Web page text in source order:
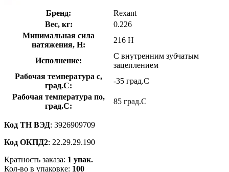
Бренд:
Rexant
Вес, кг:
0.226
Минимальная сила
натяжения, Н:
216 Н
Исполнение:
С внутренним зубчатым
зацеплением
Рабочая температура с,
град.C:
-35 град.C
Рабочая температура по,
град.C:
85 град.C
Код ТН ВЭД: 3926909709
Код ОКПД2: 22.29.29.190
Кратность заказа: 1 упак.
Кол-во в упаковке: 100